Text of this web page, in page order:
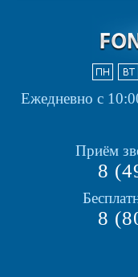
Ежедневно с
Приём
8
8